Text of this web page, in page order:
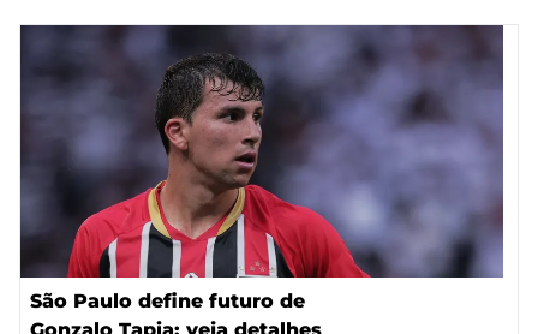
São Paulo define futuro de